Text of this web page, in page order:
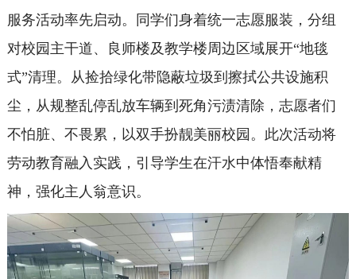
服务活动率先启动。同学们身着统一志愿服装，分组
对校园主干道、良师楼及教学楼周边区域展开“地毯
式”清理。从捡拾绿化带隐蔽垃圾到擦拭公共设施积
尘，从规整乱停乱放车辆到死角污渍清除，志愿者们
不怕脏、不畏累，以双手扮靓美丽校园。此次活动将
劳动教育融入实践，引导学生在汗水中体悟奉献精
神，强化主人翁意识。